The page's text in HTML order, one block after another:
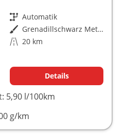
Getriebe Automatik
Außenfarbe
Grenadillschwarz Metallic (0E)
Kilometerstand 20 km
Details
5,90 l/100km
g/km